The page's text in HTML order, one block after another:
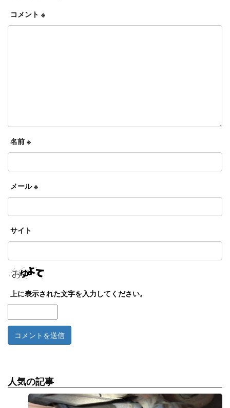
コメント ※
名前 ※
メール※
サイト
上に表示された文字を入力してください。
人気の記事